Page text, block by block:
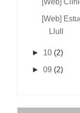
[web]
Llull
► 10 (2)
►09 (2)